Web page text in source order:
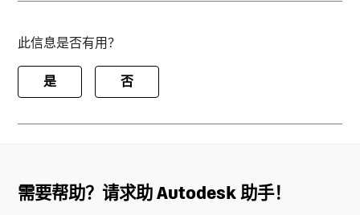
此信息是否有用？
是 否
需要帮助？请求助 Autodesk 助手！